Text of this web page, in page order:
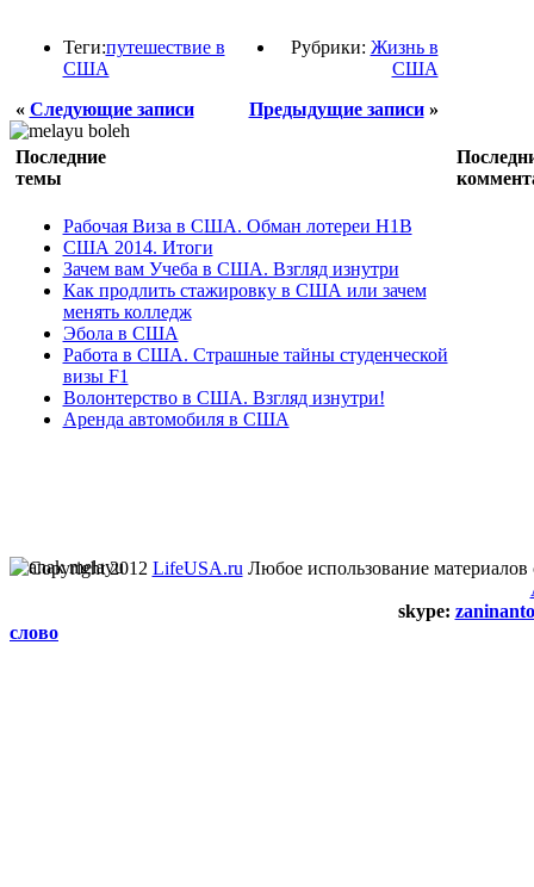
Теги:путешествие в
США
Рубрики: Жизнь в
США
« Следующие записи Предыдущие записи»
Последние
темы
Рабочая Виза в США. Обман лотереи H1B
США 2014. Итоги
Зачем вам Учеба в США. Взгляд изнутри
Как продлить стажировку в США или зачем
менять колледж
Эбола в США
Работа в США. Страшные тайны студенческой
визы F1
Волонтерство в США. Взгляд изнутри!
Аренда автомобиля в США
Copyright 2012 LifeUSA.ru Любое использование
skype:
слово